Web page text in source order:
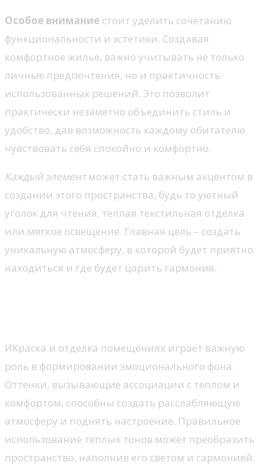
Особое внимание стоит уделить сочетанию
функциональности и эстетики. Создавая
комфортное жилье, важно учитывать не только
личные предпочтения, но и практичность
использованных решений. Это позволит
практически незаметно объединить стиль и
удобство, дав возможность каждому обитателю
чувствовать себя спокойно и комфортно.
Каждый элементможет стать важным акцентом в
создании этого пространства, будь то уютный
уголок для чтения, теплая текстильная отделка
или мягкое освещение. Главная цель – создать
уникальную атмосферу, в которой будет приятно
находиться и где будет царить гармония.
ИКраска и отделка помещениях играет важную
роль в формировании эмоционального фона.
Оттенки, вызывающие ассоциации с теплом и
комфортом, способны создать расслабляющую
атмосферу и поднять настроение. Правильное
использование теплых тонов может преобразить
пространство, наполнив его светом и гармонией.